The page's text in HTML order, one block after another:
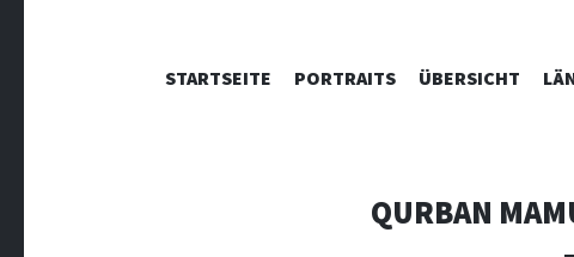
STARTSEITE PORTRAITS ÜBERSICHT
QURBAN